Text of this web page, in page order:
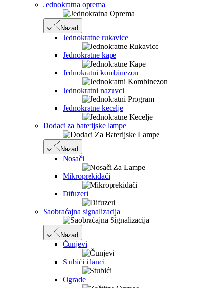
Jednokratna oprema
Nazad
Jednokratne rukavice
Jednokratne kape
Jednokratni kombinezon
Jednokratni nazuvci
Jednokratne kecelje
Dodaci za baterijske lampe
Nazad
Nosači
Mikroprekidači
Difuzeri
Saobraćajna signalizacija
Nazad
Čunjevi
Stubići i lanci
Ograde